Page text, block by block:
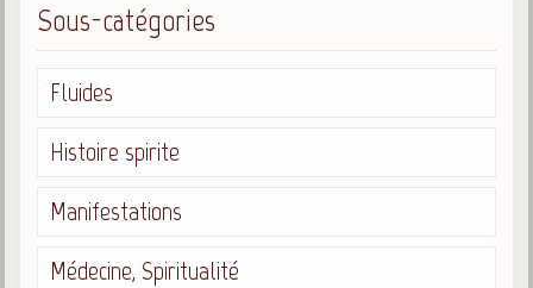
Sous-catégories
Fluides
Histoire spirite
Manifestations
Médecine, Spiritualité